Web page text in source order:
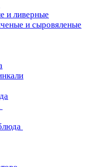
и ливерные
и сыровяленые